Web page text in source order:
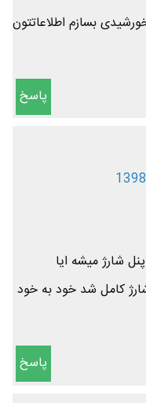
بسازم اطلاعاتتون
پاسخ
شارژ میشه ایا
کامل شد خود به خود
پاسخ